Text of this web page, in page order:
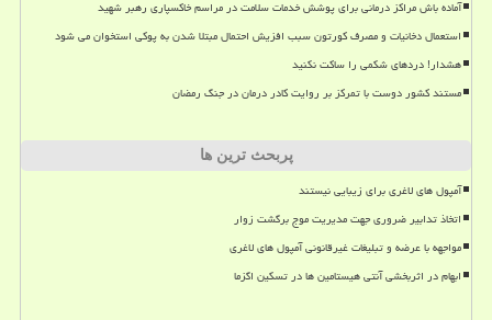
آماده باش مراکز درمانی برای پوشش خدمات سلامت در مراسم خاکسپاری رهبر شهید
استعمال دخانیات و مصرف کورتون سبب افزیش احتمال مبتلا شدن به پوکی استخوان می شود
هشدار! دردهای شکمی را ساکت نکنید
مستند کشور دوست با تمرکز بر روایت کادر درمان در جنگ رمضان
پربحث ترین ها
آمپول های لاغری برای زیبایی نیستند
اتخاذ تدابیر ضروری جهت مدیریت موج برگشت زوار
مواجهه با عرضه و تبلیغات غیرقانونی آمپول های لاغری
ابهام در اثربخشی آنتی هیستامین ها در تسکین اگزما